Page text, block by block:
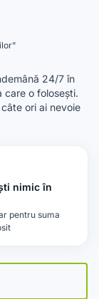
24/7 în
care o folosești.
ori ai nevoie
nimic în
pentru suma